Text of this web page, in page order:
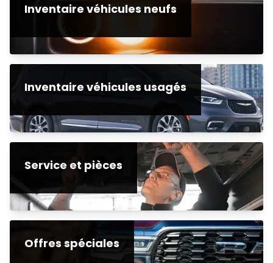
Inventaire véhicules neufs
Inventaire véhicules usagés
Service et pièces
Offres spéciales